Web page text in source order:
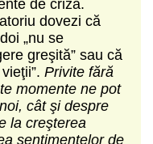
de criză.
dovezi că
„nu se
greşită” sau că
Privite fără
momente ne pot
cât şi despre
la creşterea
sentimentelor de